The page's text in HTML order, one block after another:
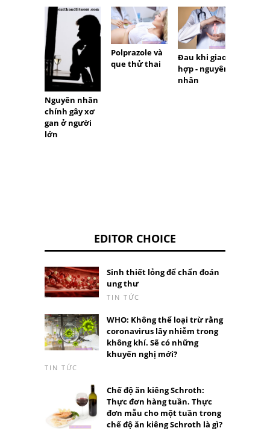
Nguyên nhân
chính gây xơ
gan ở người
lớn
Polprazole và
que thử thai
Đau khi giao
hợp - nguyên
nhân
EDITOR CHOICE
Sinh thiết lỏng để chẩn đoán
ung thư
TIN TỨC
WHO: Không thể loại trừ rằng
coronavirus lây nhiễm trong
không khí. Sẽ có những
khuyến nghị mới?
TIN TỨC
Chế độ ăn kiêng Schroth:
Thực đơn hàng tuần. Thực
đơn mẫu cho một tuần trong
chế độ ăn kiêng Schroth là gì?